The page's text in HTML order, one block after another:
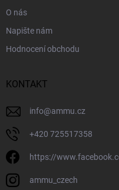
O nás
Napište nám
Hodnocení obchodu
KONTAKT
info@ammu.cz
+420 725517358
https://
ammu_czech